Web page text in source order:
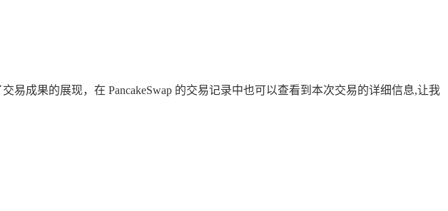
成果的展现，在 PancakeSwap 的交易记录中也可以查看到本次交易的详细信息,让我